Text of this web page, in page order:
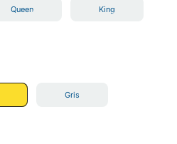
Queen King
Gris